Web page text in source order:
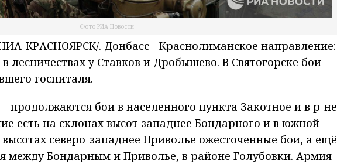
Фото РИА Новости
КРАСНОЯРСК/. Донбасс - Краснолиманское направление:
лесничествах у Ставков и Дробышево. В Святогорске бои
госпиталя.
продолжаются бои в населенного пункта Закотное и в р-не
есть на склонах высот западнее Бондарного и в южной
северо-западнее Приволье ожесточенные бои, а ещё
между Бондарным и Приволье, в районе Голубовки. Армия